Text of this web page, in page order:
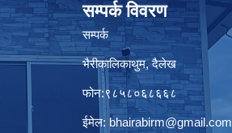
सम्पर्क विवरण
सम्पर्क
भैरीकालिकाथुम, दैलेख
फोन:९८५८०६८६६८
ईमेल: bhairabirm@gmail.com